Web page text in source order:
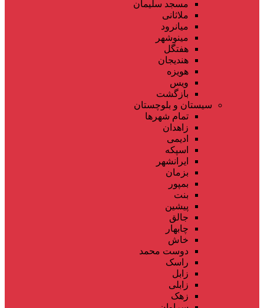
مسجد سلیمان
ملاثانی
میانرود
مینوشهر
هفتگل
هندیجان
هویزه
ویس
بازگشت
سیستان و بلوچستان
تمام شهر‌ها
زاهدان
ادیمی
اسپکه
ایرانشهر
بزمان
بمپور
بنت
پیشین
جالق
چابهار
خاش
دوست محمد
راسک
زابل
زابلی
زهک